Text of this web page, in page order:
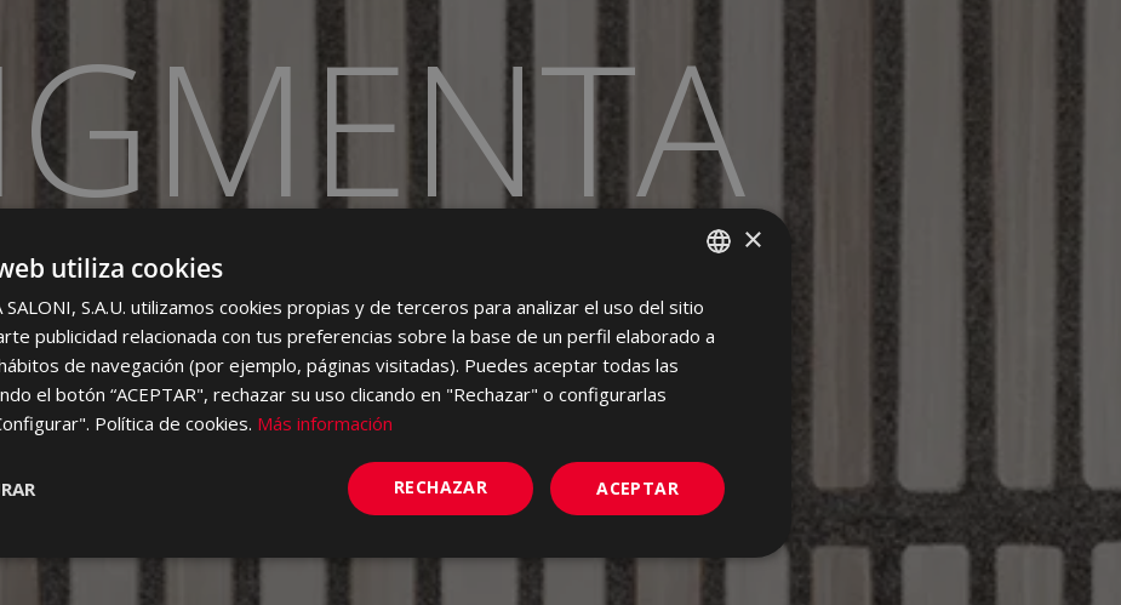
WHITE BODY WALL TILE
SPANISH
ENGLISH
PORTUGUESE
×
utiliza cookies
SALONI, S.A.U. utilizamos cookies propias y de terceros para analizar el uso del sitio
publicidad relacionada con tus preferencias sobre la base de un perfil elaborado a
de navegación (por ejemplo, páginas visitadas). Puedes aceptar todas las
el botón “ACEPTAR", rechazar su uso clicando en "Rechazar" o configurarlas
Política de cookies. Más información
ACEPTAR
RECHAZAR